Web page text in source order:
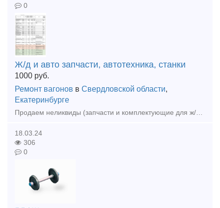
0
Ж/д и авто запчасти, автотехника, станки
1000 руб.
Ремонт вагонов в Свердловской области,
Екатеринбурге
Продаем неликвиды (запчасти и комплектующие для ж/д транспорта), станки, автотехнику, автозапчасти (новые). Перечень продаваемого имущества во вложенном файле. По запросу вышлем фото, список в эксель
18.03.24
306
0